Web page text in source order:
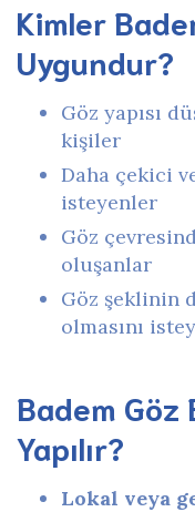
Kimler
Uygundur?
Göz yapısı
kişiler
Daha çekici
isteyenler
Göz
oluşanlar
Göz şeklinin
olmasını
Badem Göz
Yapılır?
Lokal veya